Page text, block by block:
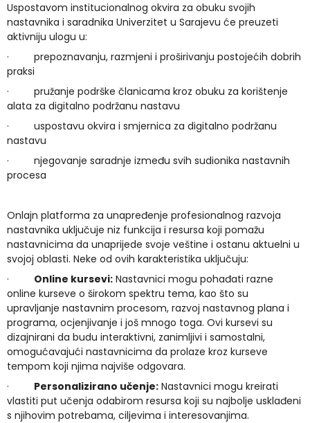
Uspostavom institucionalnog okvira za obuku svojih
nastavnika i saradnika Univerzitet u Sarajevu će preuzeti
aktivniju ulogu u:
· prepoznavanju, razmjeni i proširivanju postojećih dobrih
praksi
· pružanje podrške članicama kroz obuku za korištenje
alata za digitalno podržanu nastavu
· uspostavu okvira i smjernica za digitalno podržanu
nastavu
· njegovanje saradnje između svih sudionika nastavnih
procesa
Onlajn platforma za unapređenje profesionalnog razvoja
nastavnika uključuje niz funkcija i resursa koji pomažu
nastavnicima da unaprijede svoje veštine i ostanu aktuelni u
svojoj oblasti. Neke od ovih karakteristika uključuju:
· Online kursevi: Nastavnici mogu pohađati razne
online kurseve o širokom spektru tema, kao što su
upravljanje nastavnim procesom, razvoj nastavnog plana i
programa, ocjenjivanje i još mnogo toga. Ovi kursevi su
dizajnirani da budu interaktivni, zanimljivi i samostalni,
omogućavajući nastavnicima da prolaze kroz kurseve
tempom koji njima najviše odgovara.
· Personalizirano učenje: Nastavnici mogu kreirati
vlastiti put učenja odabirom resursa koji su najbolje usklađeni
s njihovim potrebama, ciljevima i interesovanjima.